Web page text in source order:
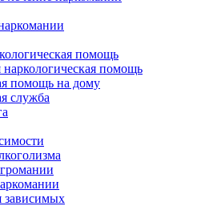
помощь
наркологическая помощь
помощь на дому
служба
зависимых